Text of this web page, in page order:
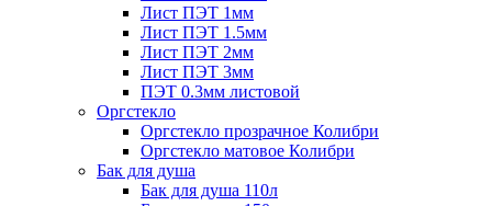
Лист ПЭТ 1мм
Лист ПЭТ 1.5мм
Лист ПЭТ 2мм
Лист ПЭТ 3мм
ПЭТ 0.3мм листовой
Оргстекло
Оргстекло прозрачное Колибри
Оргстекло матовое Колибри
Бак для душа
Бак для душа 110л